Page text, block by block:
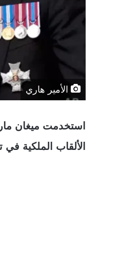
الأمير هاري
استخدمت ميغان
الألقاب الملكية